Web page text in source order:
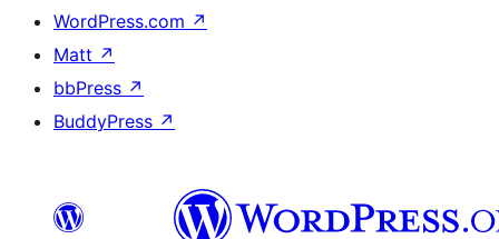
WordPress.com ↗
Matt ↗
bbPress ↗
BuddyPress ↗